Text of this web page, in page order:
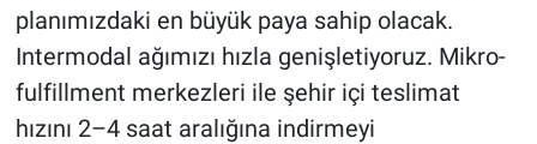
planımızdaki en büyük paya sahip olacak.
Intermodal ağımızı hızla genişletiyoruz. Mikro-
fulfillment merkezleri ile şehir içi teslimat
hızını 2–4 saat aralığına indirmeyi